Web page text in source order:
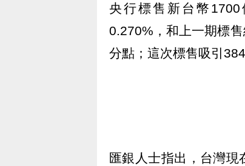
央行標售新台幣
0.270%，和上一期標
分點；這次標售吸引
匯銀人士指出，台灣現